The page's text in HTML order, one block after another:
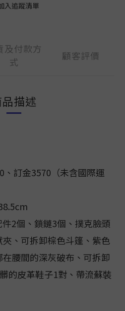
入追蹤清單
及付款方
式
顧客評價
描述
訂金3570（未含國際運
2個、鎖鏈3個、撲克臉頭
、可拆卸棕色斗篷、紫色
腰間的深灰破布、可拆卸
的皮革鞋子1對、帶流蘇裝